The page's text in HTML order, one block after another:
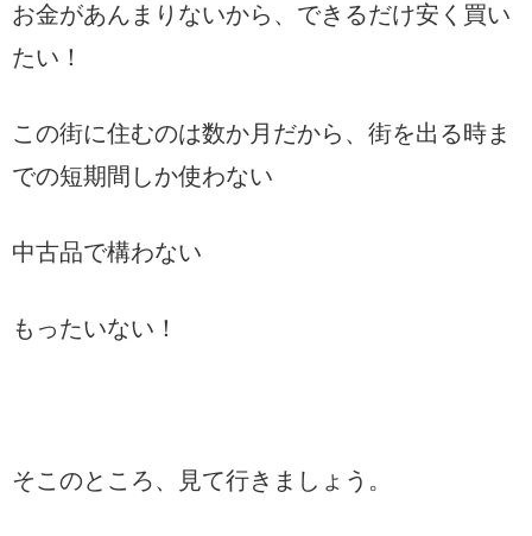
お金があんまりないから、できるだけ安く買い
たい！
この街に住むのは数か月だから、街を出る時ま
での短期間しか使わない
中古品で構わない
もったいない！
そこのところ、見て行きましょう。